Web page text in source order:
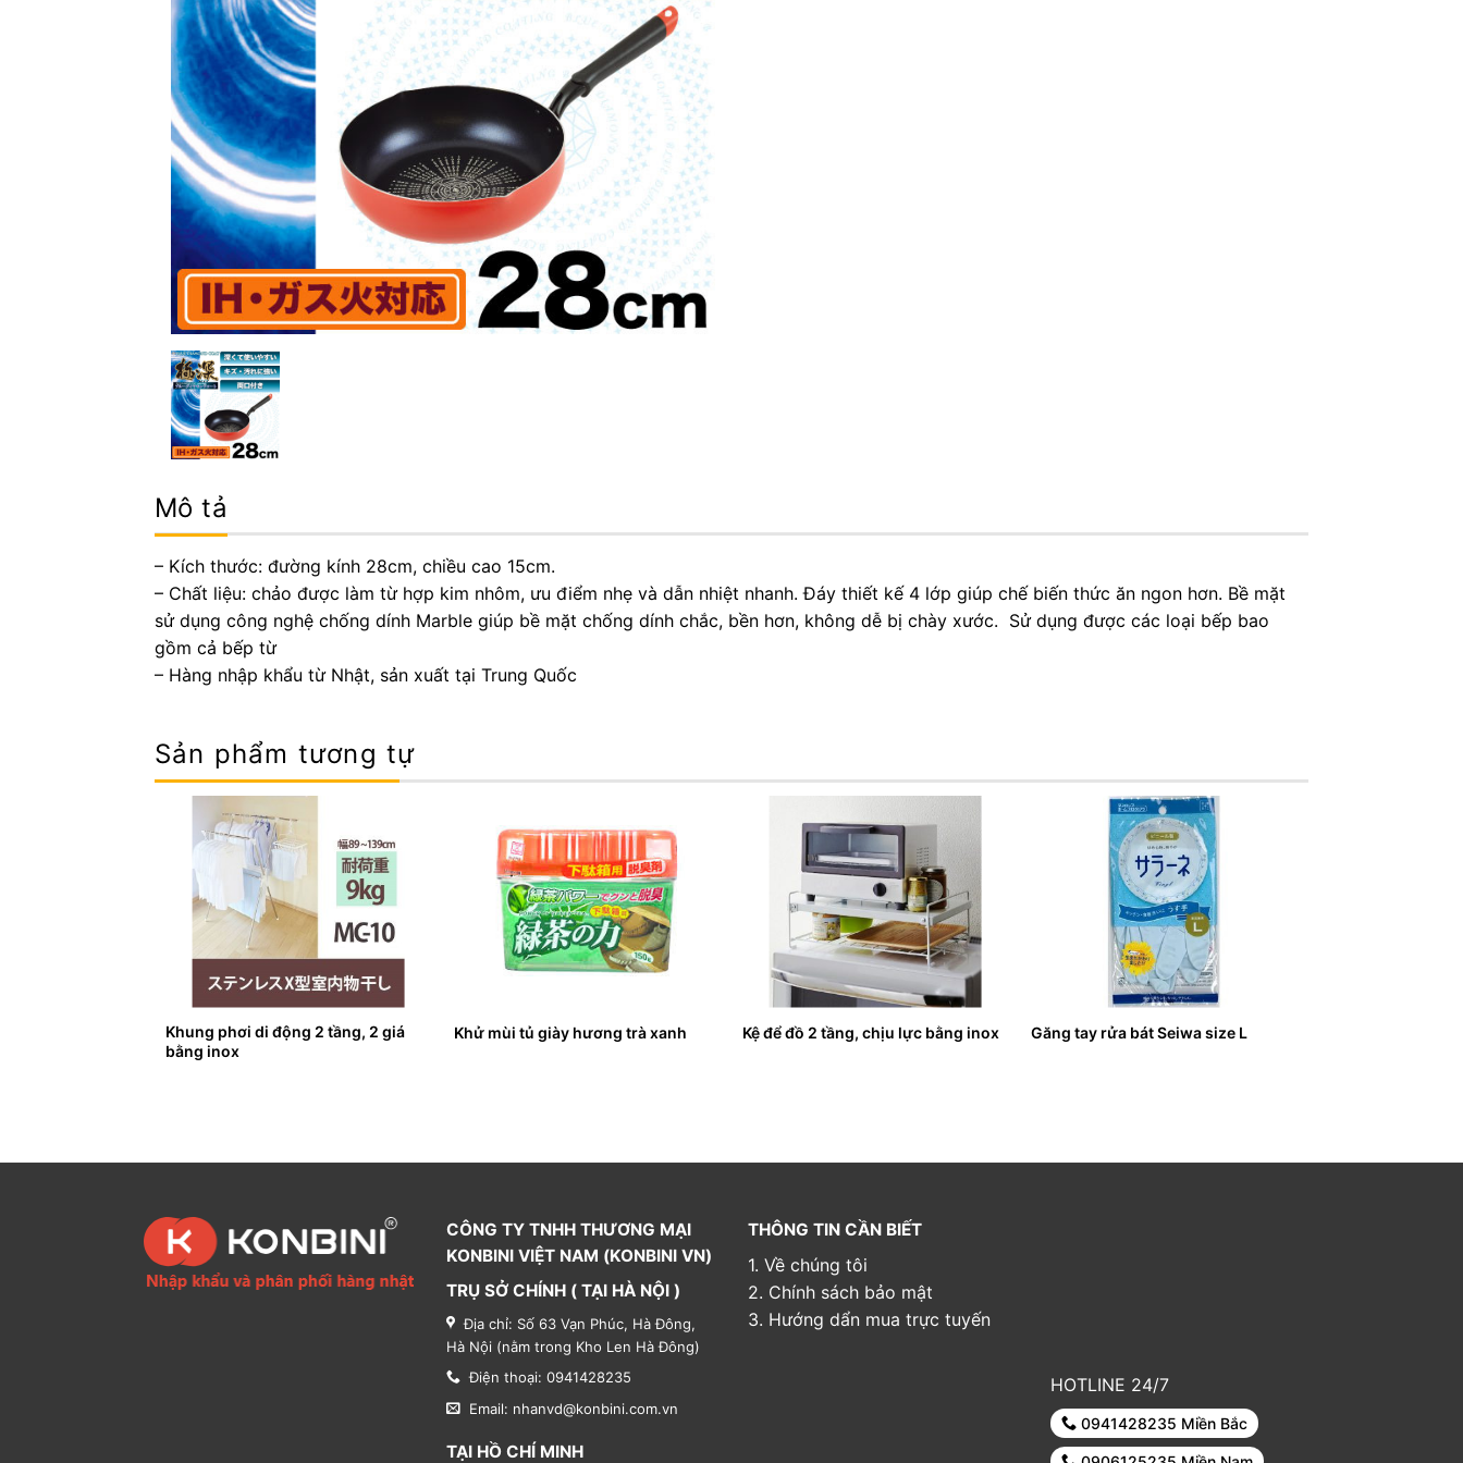
Mô tả
– Kích thước: đường kính 28cm, chiều cao 15cm.
– Chất liệu: chảo được làm từ hợp kim nhôm, ưu điểm nhẹ và dẫn nhiệt nhanh. Đáy thiết kế 4 lớp giúp chế biến thức ăn ngon hơn. Bề mặt
sử dụng công nghệ chống dính Marble giúp bề mặt chống dính chắc, bền hơn, không dễ bị chày xước. Sử dụng được các loại bếp bao
gồm cả bếp từ
– Hàng nhập khẩu từ Nhật, sản xuất tại Trung Quốc
Sản phẩm tương tự
Khung phơi di động 2 tầng, 2 giá
bằng inox
Khử mùi tủ giày hương trà xanh Kệ để đồ 2 tầng, chịu lực bằng inox Găng tay rửa bát Seiwa size L
CÔNG TY TNHH THƯƠNG MẠI
KONBINI VIỆT NAM (KONBINI VN)
TRỤ SỞ CHÍNH ( TẠI HÀ NỘI )
Địa chỉ: Số 63 Vạn Phúc, Hà Đông,
Hà Nội (nằm trong Kho Len Hà Đông)
Điện thoại: 0941428235
Email: nhanvd@konbini.com.vn
TẠI HỒ CHÍ MINH
THÔNG TIN CẦN BIẾT
1. Về chúng tôi
2. Chính sách bảo mật
3. Hướng dẩn mua trực tuyến
HOTLINE 24/7
0941428235 Miền Bắc